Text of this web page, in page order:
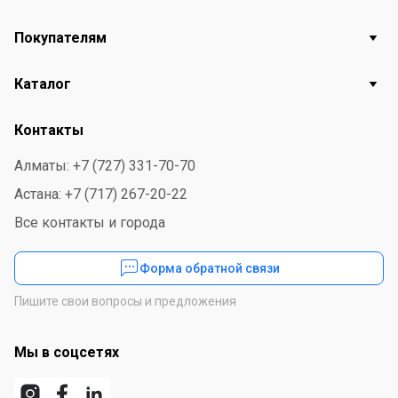
Покупателям
Каталог
Контакты
Алматы: +7 (727) 331-70-70
Астана: +7 (717) 267-20-22
Все контакты и города
Форма обратной связи
Пишите свои вопросы и предложения
Мы в соцсетях